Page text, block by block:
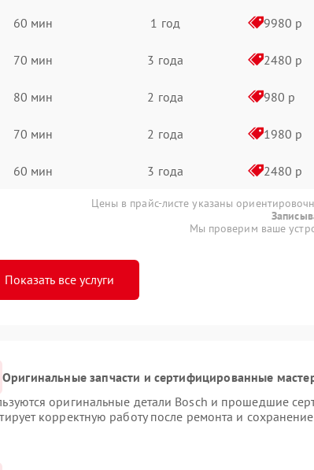
60 мин 1 год 9980 р
70 мин 3 года 2480 р
80 мин 2 года 980 р
70 мин 2 года 1980 р
60 мин 3 года 2480 р
Цены в прайс-листе указаны
Мы проверим ваше
Показать все услуги
Оригинальные запчасти и сертифицированные
оригинальные детали Bosch и прошедшие
корректную работу после ремонта и